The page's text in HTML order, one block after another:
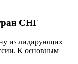
СНГ
из лидирующих
К основным